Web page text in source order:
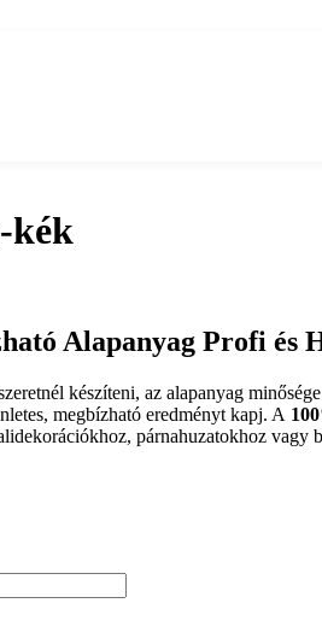
kék
Alapanyag Profi és
készíteni, az alapanyag
megbízható eredményt kapj. A
párnahuzatokhoz